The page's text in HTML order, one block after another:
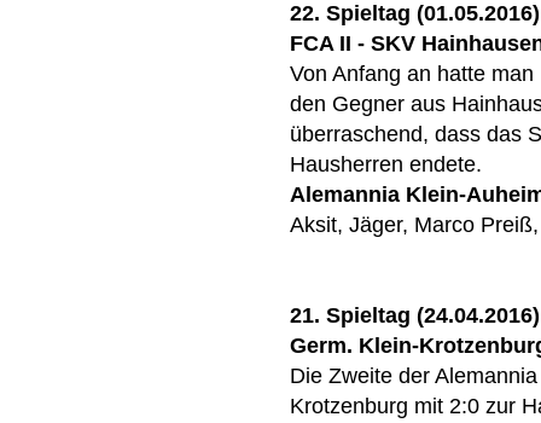
22. Spieltag (01.05.2016)
FCA II - SKV
Von Anfang an hatte
den Gegner aus
überraschend, dass das
Hausherren endete.
Alemannia Klein-
Aksit, Jäger, Marco
21. Spieltag (24.04.2016)
Germ. Klein-
Die Zweite der
Krotzenburg mit 2:0 zur